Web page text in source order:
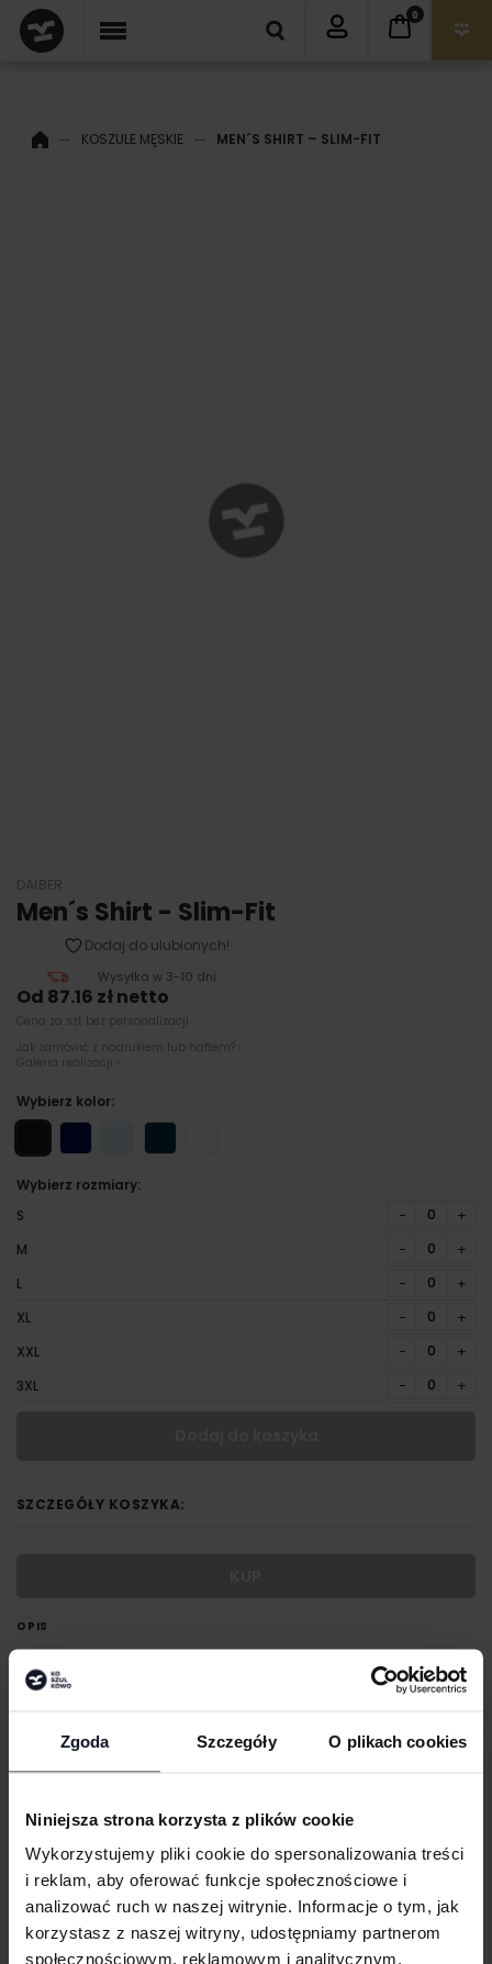
Zgoda Szczegóły O plikach cookies
Niniejsza strona korzysta z plików cookie
Wykorzystujemy pliki cookie do spersonalizowania treści
i reklam, aby oferować funkcje społecznościowe i
analizować ruch w naszej witrynie. Informacje o tym, jak
korzystasz z naszej witryny, udostępniamy partnerom
społecznościowym, reklamowym i analitycznym.
0
KOSZULE MĘSKIE MEN´S SHIRT – SLIM-FIT
OPIS
Cienki, elastyczny, łatwy w pielęgnacji materiał popelinowy
Zaokrąglony dół koszuli
GRAMATURA I SKŁAD
DOSTAWA I PŁATNOŚĆ
DAIBER
Men´s Shirt - Slim-Fit
Dodaj do ulubionych!
Wysyłka w 3-10 dni
Od 87.16 zł netto
Cena za szt bez personalizacji
Jak zamówić z nadrukiem lub haftem? ›
Galeria realizacji ›
Wybierz kolor:
Wybierz rozmiary:
S
− +
M − +
L − +
XL − +
XXL − +
3XL − +
SZCZEGÓŁY KOSZYKA: